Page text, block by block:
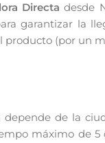
Directa desde
garantizar la
(por un
de la
máximo de 5